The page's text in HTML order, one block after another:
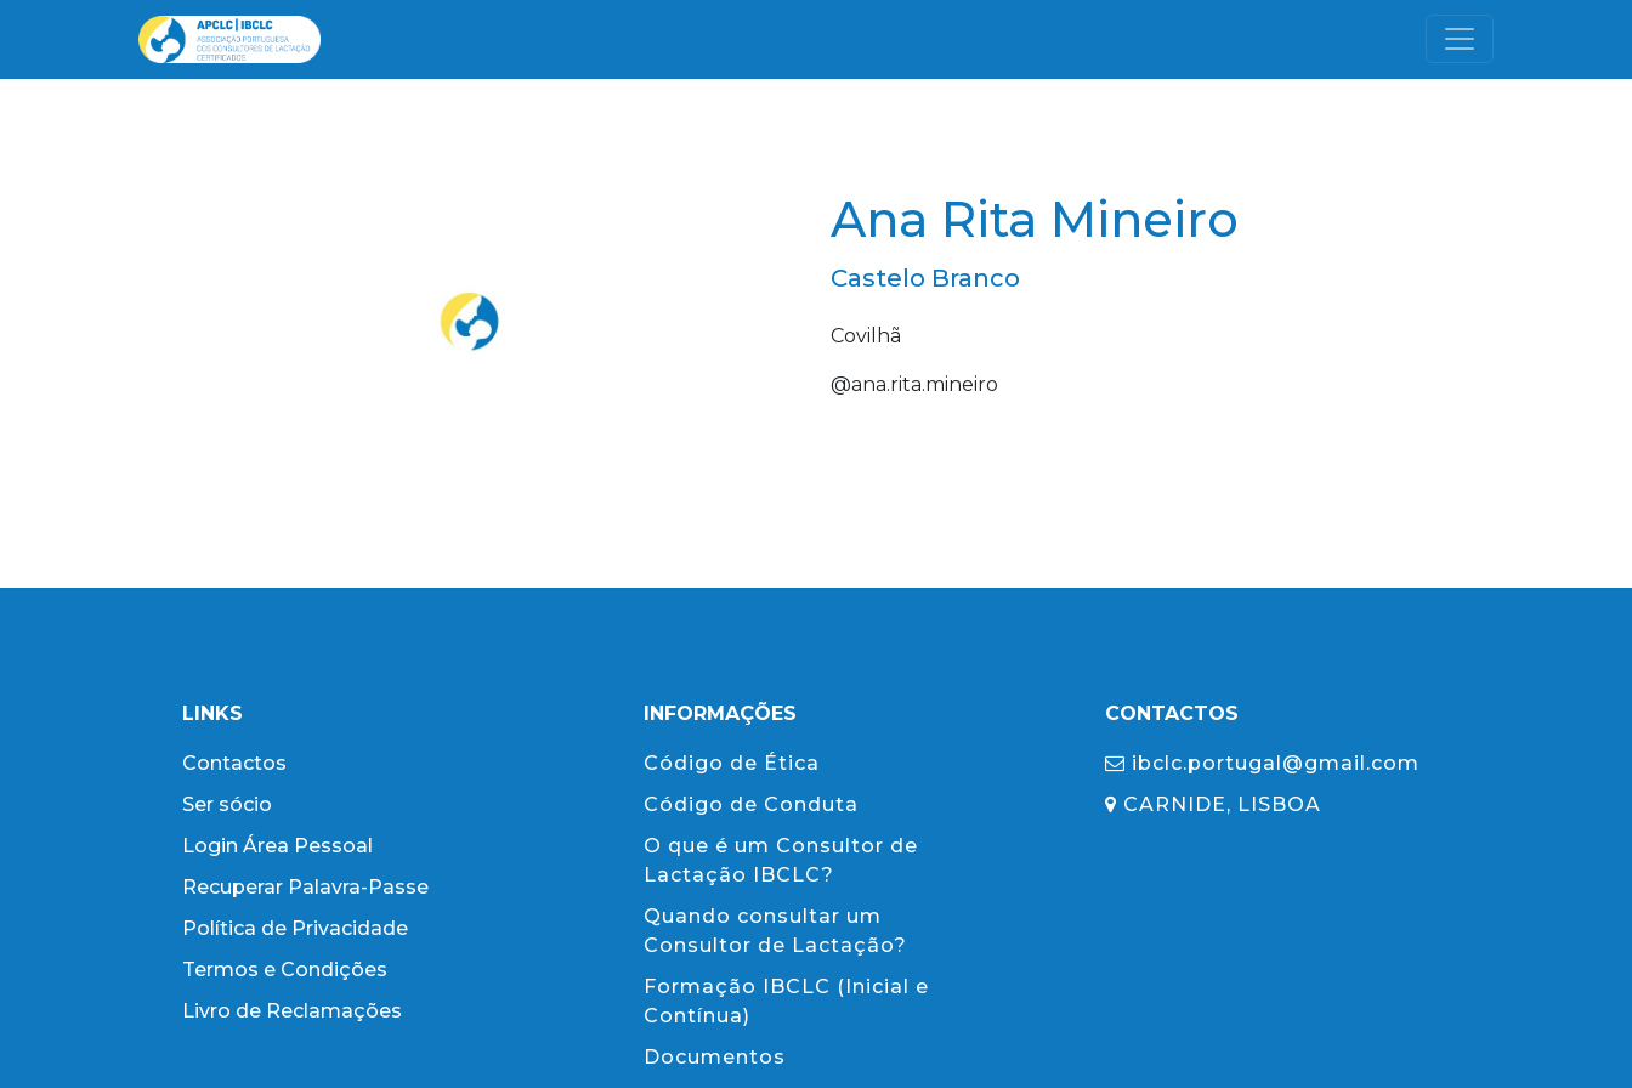
Ana Rita Mineiro
Castelo Branco
Covilhã
@ana.rita.mineiro
LINKS
Contactos
Ser sócio
Login Área Pessoal
Recuperar Palavra-Passe
Política de Privacidade
Termos e Condições
Livro de Reclamações
INFORMAÇÕES
Código de Ética
Código de Conduta
O que é um Consultor de
Lactação IBCLC?
Quando consultar um
Consultor de Lactação?
Formação IBCLC (Inicial e
Contínua)
Documentos
CONTACTOS
ibclc.portugal@gmail.com
CARNIDE, LISBOA